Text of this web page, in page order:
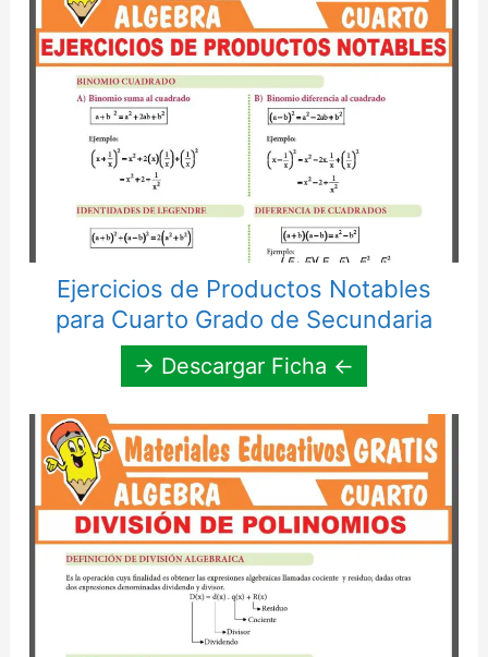
Ejercicios de Productos Notables
para Cuarto Grado de Secundaria
→ Descargar Ficha ←